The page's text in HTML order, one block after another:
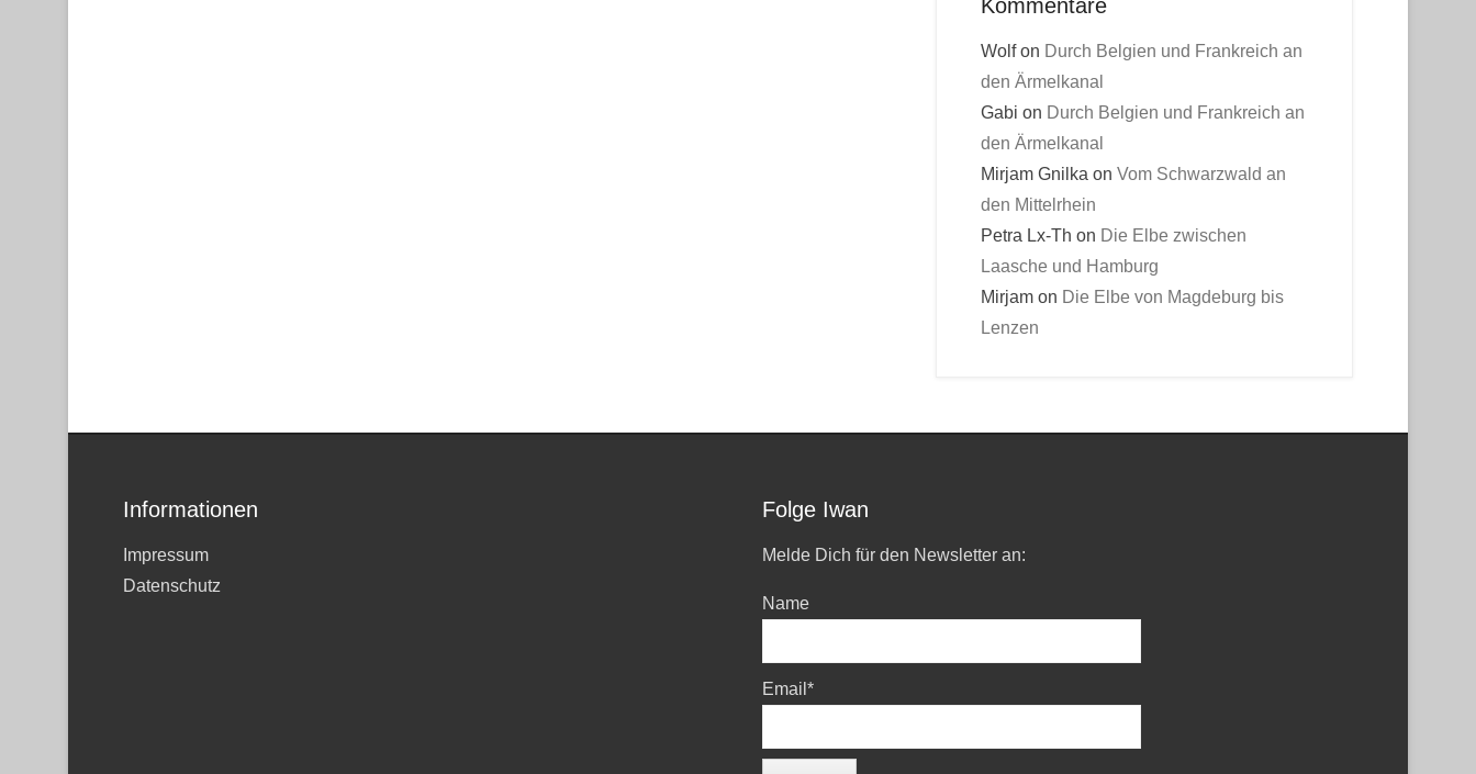
Kommentare
Wolfon Durch Belgien und Frankreich an
den Ärmelkanal
Gabi on Durch Belgien und Frankreich an
den Ärmelkanal
Mirjam Gnilka on Vom Schwarzwald an
den Mittelrhein
Petra Lx-Th on Die Elbe zwischen
Laasche und Hamburg
Mirjam on Die Elbe von Magdeburg bis
Lenzen
Informationen
Impressum
Datenschutz
Folge Iwan
Melde Dich für den Newsletter an:
Name
Email*